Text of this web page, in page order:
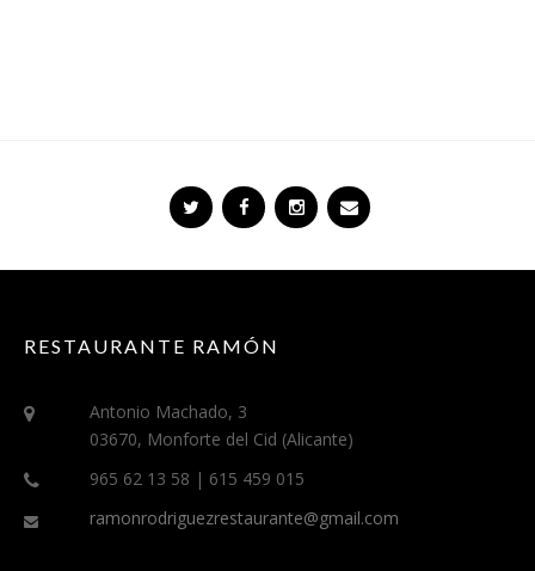
RESTAURANTE RAMÓN
Antonio Machado, 3
03670, Monforte del Cid (Alicante)
965 62 13 58 | 615 459 015
ramonrodriguezrestaurante@gmail.com